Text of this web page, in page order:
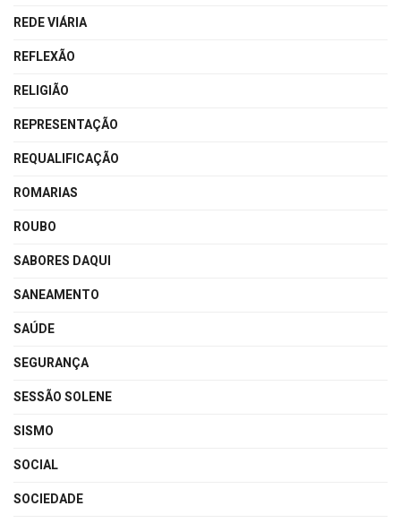
REDE VIÁRIA
REFLEXÃO
RELIGIÃO
REPRESENTAÇÃO
REQUALIFICAÇÃO
ROMARIAS
ROUBO
SABORES DAQUI
SANEAMENTO
SAÚDE
SEGURANÇA
SESSÃO SOLENE
SISMO
SOCIAL
SOCIEDADE